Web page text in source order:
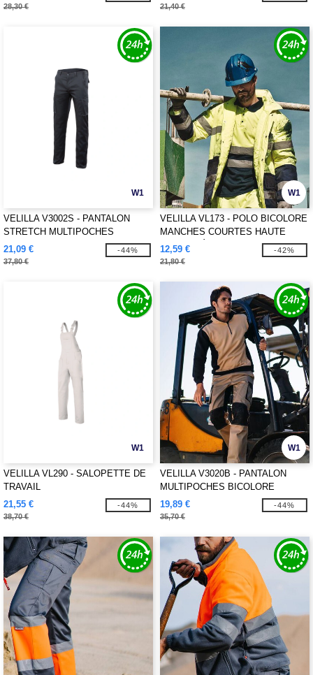
28,30 € 21,40 €
W1
VELILLA V3002S - PANTALON
STRETCH MULTIPOCHES
21,09 €
37,80 €
-44%
W1
VELILLA VL173 - POLO BICOLORE
MANCHES COURTES HAUTE
VISIBILITÉ
12,59 €
21,80 €
-42%
W1
VELILLA VL290 - SALOPETTE DE
TRAVAIL
21,55 €
38,70 €
-44%
W1
VELILLA V3020B - PANTALON
MULTIPOCHES BICOLORE
19,89 €
35,70 €
-44%